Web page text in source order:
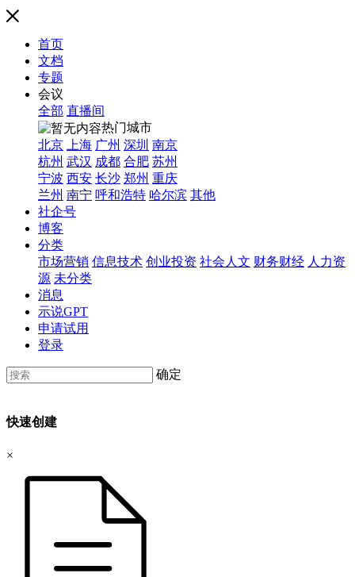
首页
文档
专题
会议
全部 直播间
热门城市
北京
上海 广州 深圳 南京
杭州 武汉 成都 合肥 苏州
宁波 西安 长沙 郑州 重庆
兰州 南宁 呼和浩特 哈尔滨 其他
社企号
博客
分类
市场营销 信息技术 创业投资 社会人文 财务财经 人力资
源 未分类
消息
示说GPT
申请试用
登录
确定
快速创建
×